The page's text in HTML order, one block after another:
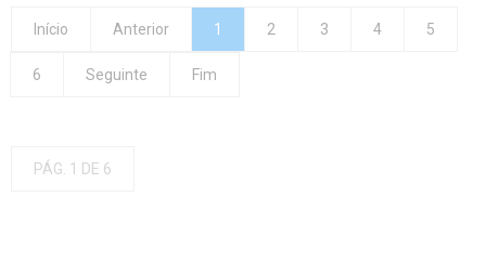
Início Anterior 1 2 3 4 5
6 Seguinte Fim
PÁG. 1 DE 6